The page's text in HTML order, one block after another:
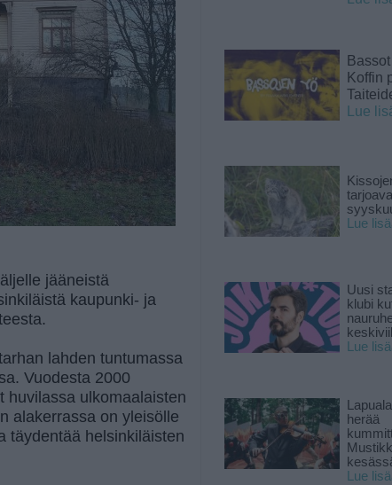
jääneistä
kaupunki- ja
lahden tuntumassa
Vuodesta 2000
huvilassa ulkomaalaisten
alakerrassa on yleisölle
täydentää helsinkiläisten
Koffin
Lue
Lue
Uusi
klubi
Lue
herää
Lue